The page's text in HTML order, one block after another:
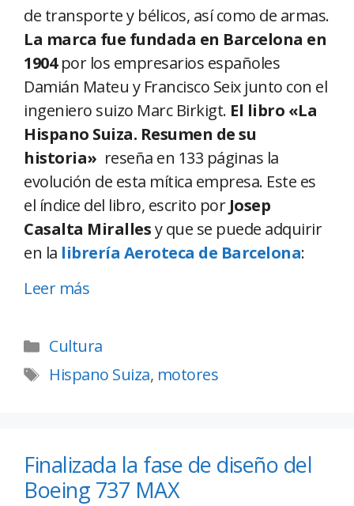
de transporte y bélicos, así como de armas.
La marca fue fundada en Barcelona en
1904por los empresarios españoles
Damián Mateu y Francisco Seix junto con el
ingeniero suizo Marc Birkigt. El libro «La
Hispano Suiza. Resumen de su
historia» reseña en 133 páginas la
evolución de esta mítica empresa. Este es
el índice del libro, escrito por Josep
Casalta Mirallesy que se puede adquirir
en la librería Aeroteca de Barcelona:
Leer más
Cultura
Hispano Suiza, motores
Finalizada la fase de diseño del
Boeing 737 MAX